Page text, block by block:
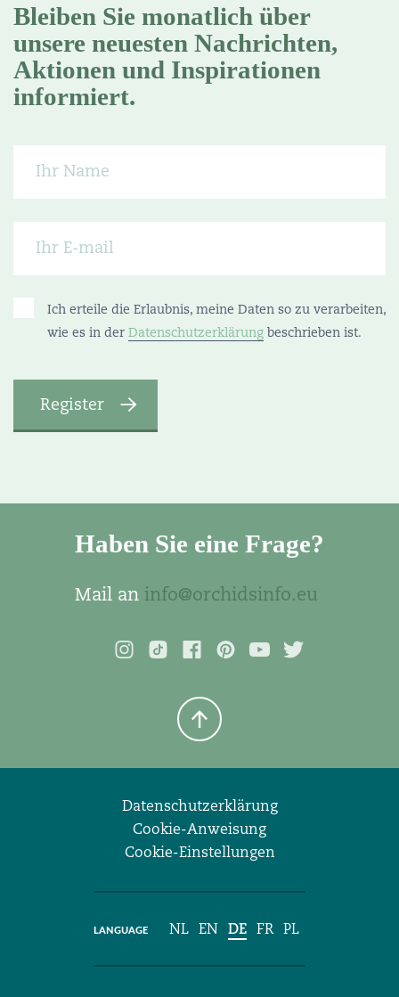
Bleiben Sie monatlich über
unsere neuesten Nachrichten,
Aktionen und Inspirationen
informiert.
Ich erteile die Erlaubnis, meine Daten so zu verarbeiten,
wie es in der Datenschutzerklärung beschrieben ist.
Haben Sie eine Frage?
Mail an info@orchidsinfo.eu
Datenschutzerklärung
Cookie-Anweisung
Cookie-Einstellungen
NL EN DE FR PL